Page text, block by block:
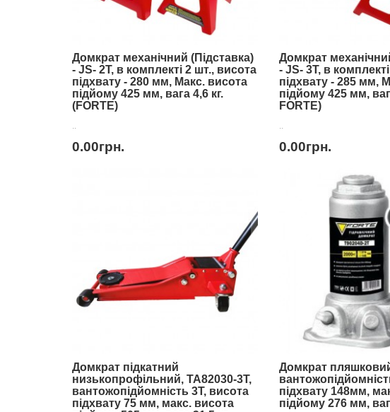
Домкрат механічний (Підставка)
- JS- 2T, в комплекті 2 шт., висота
підхвату - 280 мм, Макс. висота
підйому 425 мм, вага 4,6 кг.
(FORTE)
..
0.00грн.
Домкрат
- JS- 3T, в
підхвату - 285 мм,
підйому 425 мм,
FORTE)
..
0.00грн.
Домкрат підкатний
низькопрофільний, TA82030-3T,
вантожопідйомність 3Т, висота
підхвату 75 мм, макс. висота
Домкрат
підхвату 148мм,
підйому 276 мм,